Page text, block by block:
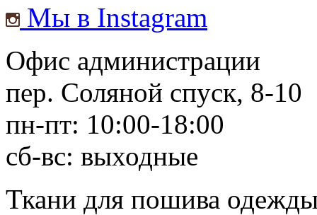
Мы в Instagram
Офис администрации
пер. Соляной спуск, 8-10
пн-пт: 10:00-18:00
сб-вс: выходные
Ткани для пошива